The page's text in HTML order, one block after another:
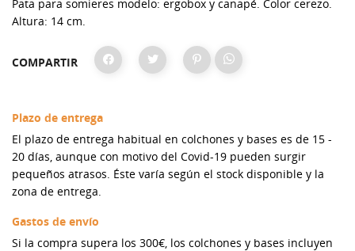
Pata para somieres modelo: ergobox y canapé. Color cerezo.
Altura: 14 cm.
COMPARTIR
Plazo de entrega
El plazo de entrega habitual en colchones y bases es de 15 -
20 días, aunque con motivo del Covid-19 pueden surgir
pequeños atrasos. Éste varía según el stock disponible y la
zona de entrega.
Gastos de envío
Si la compra supera los 300€, los colchones y bases incluyen